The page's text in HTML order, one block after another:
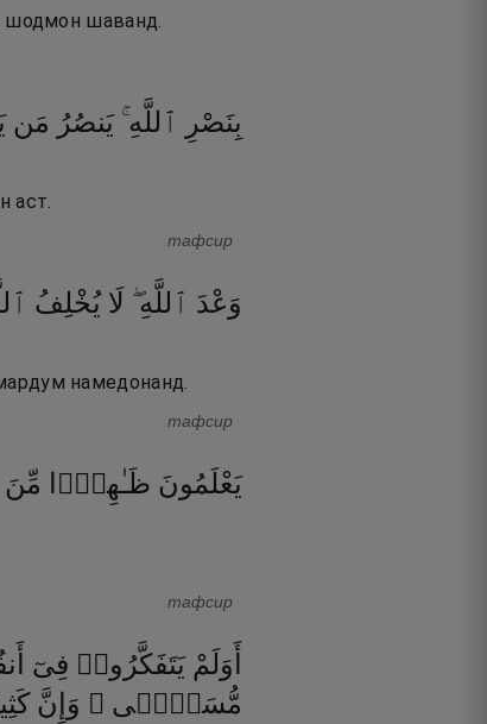
шодмон шаванд.
بِنَصْرِ ٱللَّهِ ۚ يَنصُرُ مَن
аст.
тафсир
وَعْدَ ٱللَّهِ ۖ لَا يُخْلِفُ
намедонанд.
тафсир
يَعْلَمُونَ ظَـٰهِرًۭا مِّنَ
тафсир
أَوَلَمْ يَتَفَكَّرُوا۟ فِىٓ
مُّسَمًّۭى ۗ وَإِنَّ